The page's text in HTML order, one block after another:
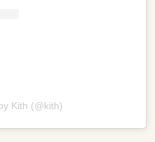
Kith (@kith)